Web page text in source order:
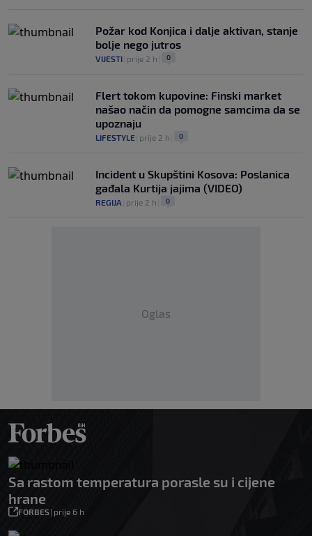
Požar kod Konjica i dalje aktivan, stanje
bolje nego jutros
VIJESTI prije 2 h 0
Flert tokom kupovine: Finski market
našao način da pomogne samcima da se
upoznaju
LIFESTYLE prije 2 h 0
Incident u Skupštini Kosova: Poslanica
gađala Kurtija jajima (VIDEO)
REGIJA prije 2 h 0
Oglas
Sa rastom temperatura porasle su i cijene
hrane
FORBES| prije 6 h